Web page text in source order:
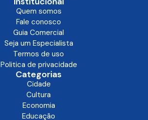
Quem somos
Fale conosco
Guia Comercial
Seja um Especialista
Termos de uso
Politica de privacidade
Categorias
Cidade
Cultura
Economia
Educação